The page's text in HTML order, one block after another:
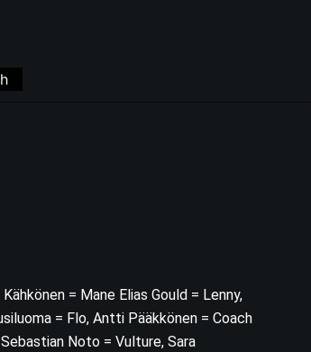
= Mane Elias Gould = Lenny,
= Flo, Antti Pääkkönen = Coach
Sebastian Noto = Vulture, Sara